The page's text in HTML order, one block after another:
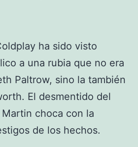
ha sido visto
a una rubia que no era
Paltrow, sino la también
El desmentido del
choca con la
de los hechos.